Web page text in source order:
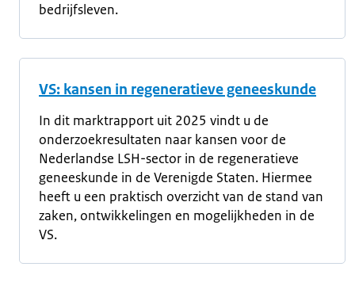
bedrijfsleven.
VS: kansen in regeneratieve geneeskunde
In dit marktrapport uit 2025 vindt u de
onderzoekresultaten naar kansen voor de
Nederlandse LSH-sector in de regeneratieve
geneeskunde in de Verenigde Staten. Hiermee
heeft u een praktisch overzicht van de stand van
zaken, ontwikkelingen en mogelijkheden in de
VS.